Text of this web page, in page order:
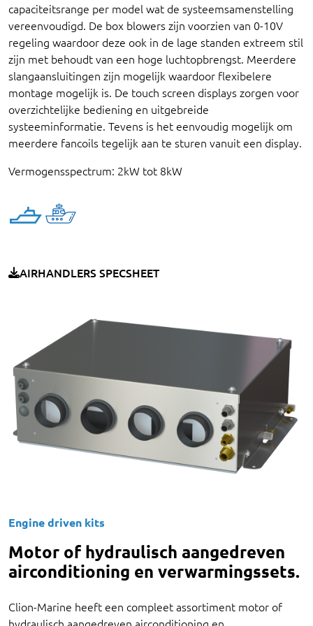
capaciteitsrange per model wat de systeemsamenstelling
vereenvoudigd. De box blowers zijn voorzien van 0-10V
regeling waardoor deze ook in de lage standen extreem stil
zijn met behoudt van een hoge luchtopbrengst. Meerdere
slangaansluitingen zijn mogelijk waardoor flexibelere
montage mogelijk is. De touch screen displays zorgen voor
overzichtelijke bediening en uitgebreide
systeeminformatie. Tevens is het eenvoudig mogelijk om
meerdere fancoils tegelijk aan te sturen vanuit een display.
Vermogensspectrum: 2kW tot 8kW
AIRHANDLERS SPECSHEET
Engine driven kits
Motor of hydraulisch aangedreven
airconditioning en verwarmingssets.
Clion-Marine heeft een compleet assortiment motor of